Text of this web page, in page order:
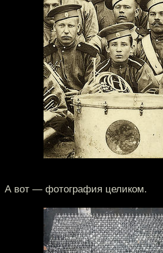
А вот — фотография целиком.